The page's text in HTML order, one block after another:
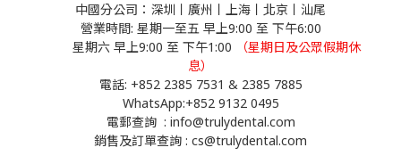
中國分公司：深圳丨廣州丨上海丨北京丨汕尾
營業時間: 星期一至五 早上9:00 至 下午6:00
星期六 早上9:00 至 下午1:00
（星期日及公眾假期休
息）
電話: +852 2385 7531 & 2385 7885
WhatsApp:+852 9132 0495
電郵查詢 : info@trulydental.com
銷售及訂單查詢 : cs@trulydental.com